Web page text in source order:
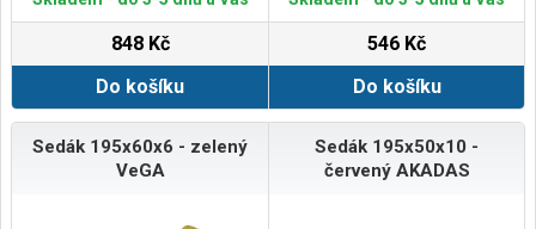
848 Kč
Do košíku
546 Kč
Do košíku
Sedák 195x60x6 - zelený
VeGA
Sedák 195x50x10 -
červený AKADAS